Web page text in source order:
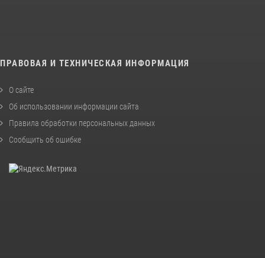
ПРАВОВАЯ И ТЕХНИЧЕСКАЯ ИНФОРМАЦИЯ
О сайте
Об использовании информации сайта
Правила обработки персональных данных
Сообщить об ошибке